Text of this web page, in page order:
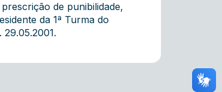
de punibilidade,
da 1ª Turma do
29.05.2001.